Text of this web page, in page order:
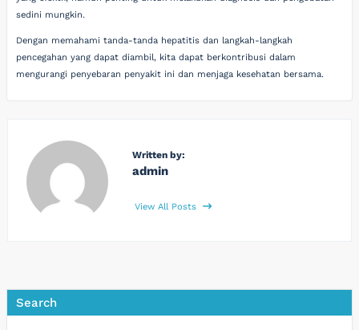
sedini mungkin.
Dengan memahami tanda-tanda hepatitis dan langkah-langkah
pencegahan yang dapat diambil, kita dapat berkontribusi dalam
mengurangi penyebaran penyakit ini dan menjaga kesehatan bersama.
Written by:
admin
View All Posts
Search